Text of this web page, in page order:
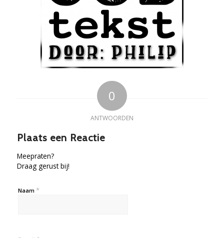
0
ANTWOORDEN
Plaats een Reactie
Meepraten?
Draag gerust bij!
Naam *